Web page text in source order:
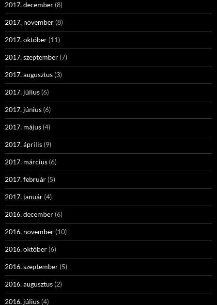
2017. december (8)
2017. november (8)
2017. október (11)
2017. szeptember (7)
2017. augusztus (3)
2017. július (6)
2017. június (6)
2017. május (4)
2017. április (9)
2017. március (6)
2017. február (5)
2017. január (4)
2016. december (6)
2016. november (10)
2016. október (6)
2016. szeptember (5)
2016. augusztus (2)
2016. július (4)